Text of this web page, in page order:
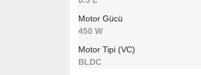
Motor Gücü
450 W
Motor Tipi (VC)
BLDC